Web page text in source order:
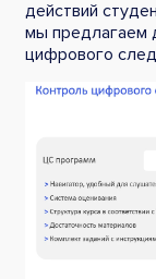
действий
мы предлагаем
цифрового